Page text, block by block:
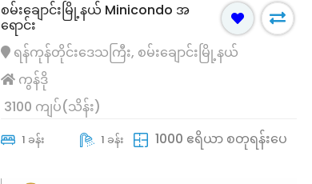
စမ်းချောင်းမြို့နယ် Minicondo အ
ရောင်း
ရန်ကုန်တိုင်းဒေသကြီး, စမ်းချောင်းမြို့နယ်
ကွန်ဒို
3100 ကျပ်(သိန်း)
1 ခန်း 1 ခန်း 1000 ဧရိယာ စတုရန်းပေ